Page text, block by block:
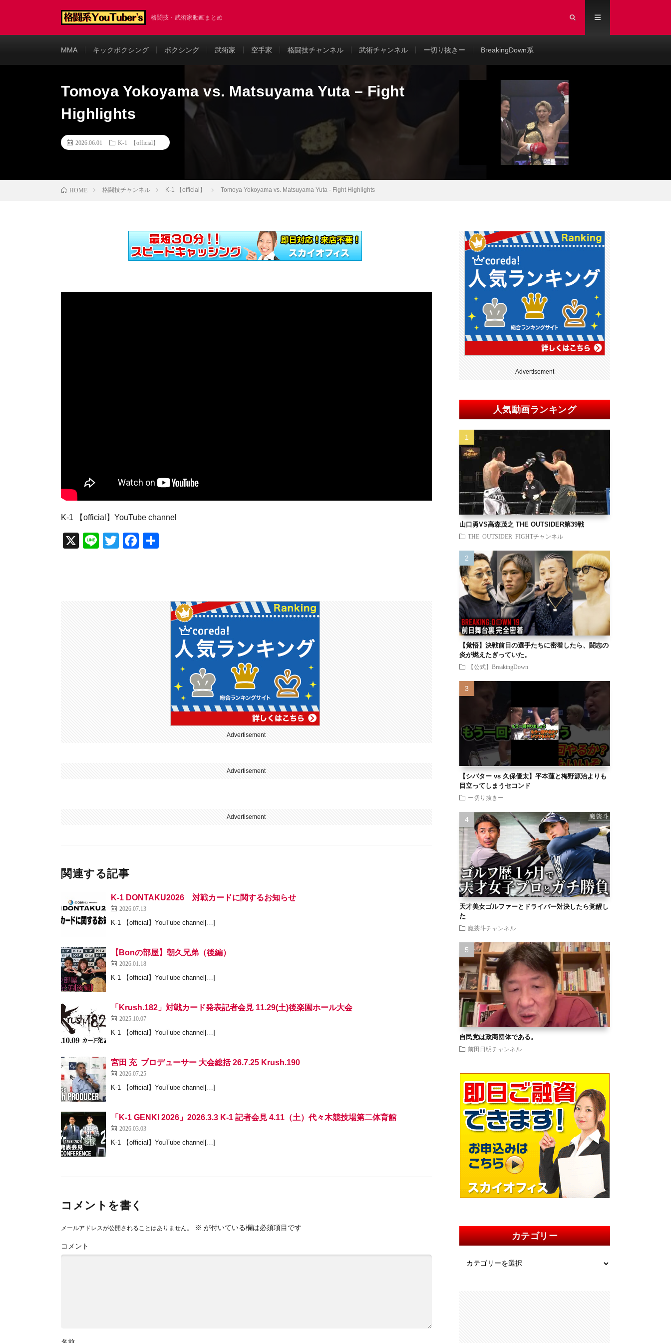
格闘技・武術家動画まとめ
MMA キックボクシング ボクシング 武術家 空手家 格闘技チャンネル 武術チャンネル ー切り抜きー BreakingDown系
Tomoya Yokoyama vs. Matsuyama Yuta – Fight
Highlights
2026.06.01 K-1 【official】
HOME 格闘技チャンネル K-1 【official】 Tomoya Yokoyama vs. Matsuyama Yuta - Fight Highlights
K-1 【official】YouTube channel
X
Li
T
F
Advertisement
Advertisement
Advertisement
関連する記事
K-1 DONTAKU2026 対戦カードに関するお知らせ
2026.07.13
K-1 【official】YouTube channel[…]
【Bonの部屋】朝久兄弟（後編）
2026.01.18
K-1 【official】YouTube channel[…]
「Krush.182」対戦カード発表記者会見 11.29(土)後楽園ホール大会
2025.10.07
K-1 【official】YouTube channel[…]
宮田 充 プロデューサー 大会総括 26.7.25 Krush.190
2026.07.25
K-1 【official】YouTube channel[…]
「K-1 GENKI 2026」2026.3.3 K-1 記者会見 4.11（土）代々木競技場第二体育館
2026.03.03
K-1 【official】YouTube channel[…]
コメントを書く
メールアドレスが公開されることはありません。 ※ が付いている欄は必須項目です
コメント
Advertisement
人気動画ランキング
山口勇VS高森茂之 THE OUTSIDER第39戦
THE OUTSIDER FIGHTチャンネル
【覚悟】決戦前日の選手たちに密着したら、闘志の
炎が燃えたぎっていた。
【公式】BreakingDown
【シバター vs 久保優太】平本蓮と梅野源治よりも
目立ってしまうセコンド
ー切り抜きー
天才美女ゴルファーとドライバー対決したら覚醒し
た
魔裟斗チャンネル
自民党は政商団体である。
前田日明チャンネル
カテゴリー